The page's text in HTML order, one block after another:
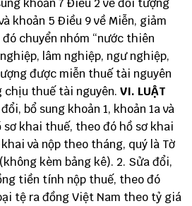
khoản 7 Điều 2 về đối tượng
khoản 5 Điều 9 về Miễn, giảm
chuyển nhóm “nước thiên
lâm nghiệp, ngư nghiệp,
được miễn thuế tài nguyên
chịu thuế tài nguyên. VI. LUẬT
bổ sung khoản 1, khoản 1a và
sơ khai thuế, theo đó hồ sơ khai
và nộp theo tháng, quý là Tờ
kèm bảng kê). 2. Sửa đổi,
tiền tính nộp thuế, theo đó
tệ ra đồng Việt Nam theo tỷ giá